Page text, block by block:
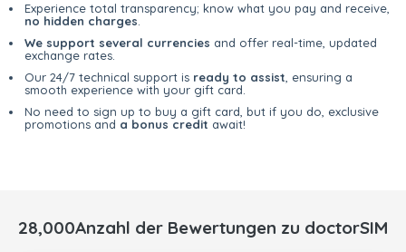
Experience total transparency; know what you pay and receive,
no hidden charges
We support several currencies and offer real-time, updated
exchange rates.
Our 24/7 technical support is ready to assist , ensuring a
smooth experience with your gift card.
No need to sign up to buy a gift card, but if you do, exclusive
promotions and a bonus credit await!
28,000Anzahl der Bewertungen zu doctorSIM